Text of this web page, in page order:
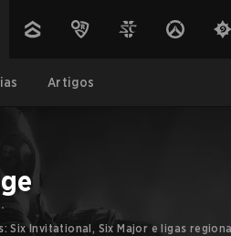
Artigos
Six Invitational, Six Major e ligas